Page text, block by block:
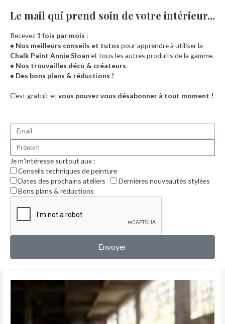
Accueil
MON COMPTE
Le mail qui prend soin de votre intérieur...​
Recevez 1 fois par mois :
• Nos meilleurs conseils et tutos pour apprendre à utiliser la
Chalk Paint Annie Sloan et tous les autres produits de la gamme.
• Nos trouvailles déco & créateurs
• Des bons plans & réductions !
C’est gratuit et vous pouvez vous désabonner à tout moment !
Je m'intéresse surtout aux :
Conseils techniques de peinture
Dates des prochains ateliers
Dernières nouveautés stylées
Bons plans & réductions
Envoyer